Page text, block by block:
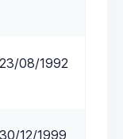
23/08/1992
30/12/1999